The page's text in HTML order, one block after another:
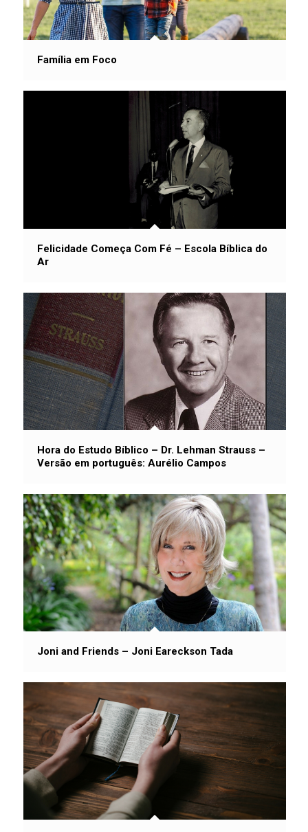
Família em Foco
Felicidade Começa Com Fé – Escola Bíblica do
Ar
Hora do Estudo Bíblico – Dr. Lehman Strauss –
Versão em português: Aurélio Campos
Joni and Friends – Joni Eareckson Tada